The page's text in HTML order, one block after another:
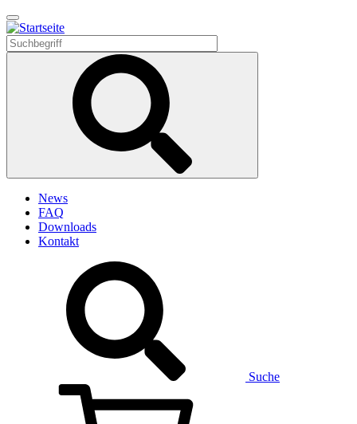
Direkt
zum
Inhalt
News
FAQ
Downloads
Kontakt
Suche